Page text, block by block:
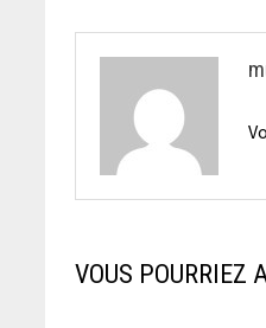
VOUS POURRIEZ